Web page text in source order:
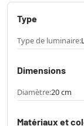
Type
Type de luminaire:
Dimensions
Diamètre:20 cm
Matériaux et